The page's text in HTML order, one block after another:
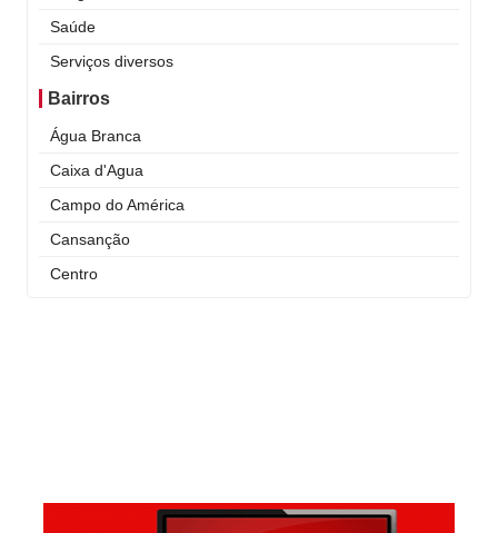
Saúde
Serviços diversos
Bairros
Água Branca
Caixa d'Agua
Campo do América
Cansanção
Centro